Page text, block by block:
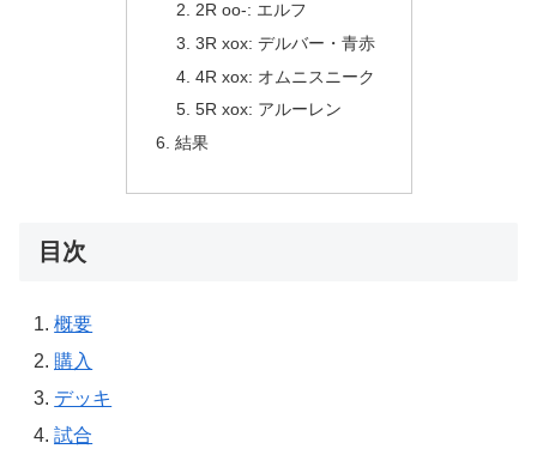
2R oo-: エルフ
3R xox: デルバー・青赤
4R xox: オムニスニーク
5R xox: アルーレン
結果
目次
概要
購入
デッキ
試合